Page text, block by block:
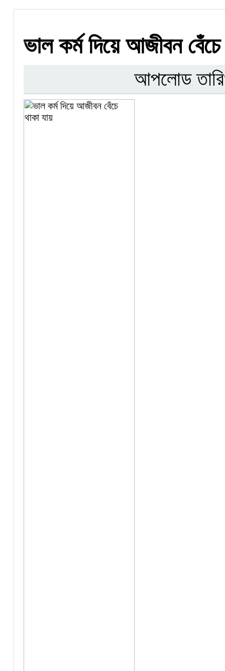
ভাল কর্ম দিয়ে আজীবন বেঁচে
আপলোড